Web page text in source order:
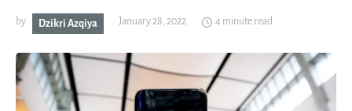
by Dzikri Azqiya January 28, 2022 4 minute read